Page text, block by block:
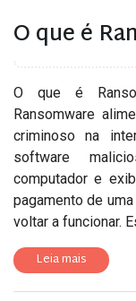
O que é
O que é
Ransomware
criminoso na
software
computador e
pagamento de
voltar a funcionar.
Leia mais